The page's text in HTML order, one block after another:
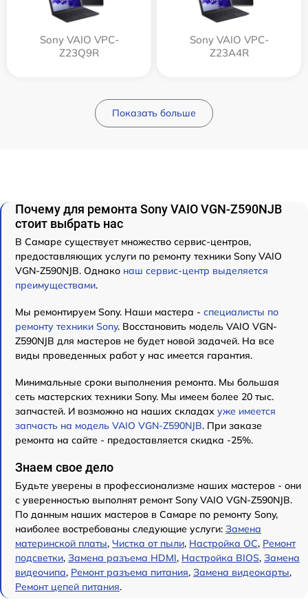
Sony VAIO VPC-
Z23Q9R
Sony VAIO VPC-
Z23A4R
Показать больше
Почему для ремонта Sony VAIO VGN-Z590NJB
стоит выбрать нас
В Самаре существует множество сервис-центров,
предоставляющих услуги по ремонту техники Sony VAIO
VGN-Z590NJB. Однако наш сервис-центр выделяется
преимуществами.
Мы ремонтируем Sony. Наши мастера - специалисты по
ремонту техники Sony. Восстановить модель VAIO VGN-
Z590NJB для мастеров не будет новой задачей. На все
виды проведенных работ у нас имеется гарантия.
Минимальные сроки выполнения ремонта. Мы большая
сеть мастерских техники Sony. Мы имеем более 20 тыс.
запчастей. И возможно на наших складах уже имеется
запчасть на модель VAIO VGN-Z590NJB. При заказе
ремонта на сайте - предоставляется скидка -25%.
Знаем свое дело
Будьте уверены в профессионализме наших мастеров - они
с уверенностью выполнят ремонт Sony VAIO VGN-Z590NJB.
По данным наших мастеров в Самаре по ремонту Sony,
наиболее востребованы следующие услуги: Замена
материнской платы, Чистка от пыли, Настройка ОС, Ремонт
подсветки, Замена разъема HDMI, Настройка BIOS, Замена
видеочипа, Ремонт разъема питания, Замена видеокарты,
Ремонт цепей питания.